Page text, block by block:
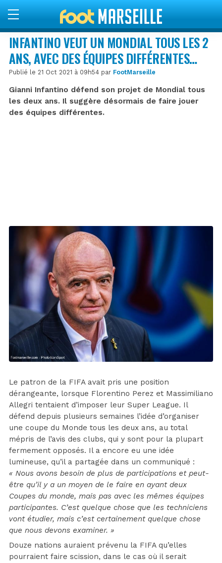
INFANTINO VEUT UN MONDIAL TOUS LES 2
ANS, AVEC DES ÉQUIPES DIFFÉRENTES…
Publié le 21 Oct 2021 à 09h54 par FootMarseille
Gianni Infantino défend son projet de Mondial tous
les deux ans. Il suggère désormais de faire jouer
des équipes différentes.
Le patron de la FIFA avait pris une position
dérangeante, lorsque Florentino Perez et Massimiliano
Allegri tentaient d’imposer leur Super League. Il
défend depuis plusieurs semaines l’idée d’organiser
une coupe du Monde tous les deux ans, au total
mépris de l’avis des clubs, qui y sont pour la plupart
fermement opposés. Il a encore eu une idée
lumineuse, qu’il a partagée dans un communiqué :
« Nous avons besoin de plus de participations et peut-
être qu’il y a un moyen de le faire en ayant deux
Coupes du monde, mais pas avec les mêmes équipes
participantes. C’est quelque chose que les techniciens
vont étudier, mais c’est certainement quelque chose
que nous devons examiner. »
Douze nations auraient prévenu la FIFA qu’elles
pourraient faire scission, dans le cas où il serait